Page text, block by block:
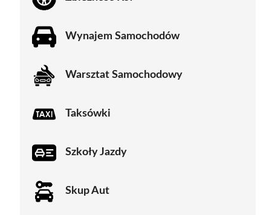
Wynajem Samochodów
Warsztat Samochodowy
Taksówki
Szkoły Jazdy
Skup Aut